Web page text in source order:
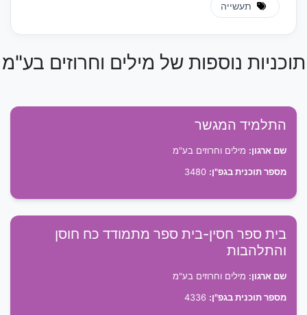
תעשייה
תוכניות נוספות של מילים וחרוזים בע"מ
התלמיד המגשר
שם ארגון: מילים וחרוזים בע"מ
מספר תוכנית בגפ"ן:
בית ספר חסין-בית ספר מתמודד כח חוסן
והתלהבות
שם ארגון: מילים וחרוזים בע"מ
מספר תוכנית בגפ"ן: